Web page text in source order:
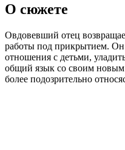
О сюжете
Овдовевший отец
работы под прикрытием. Он
отношения с детьми,
общий язык со своим новым
более подозрительно